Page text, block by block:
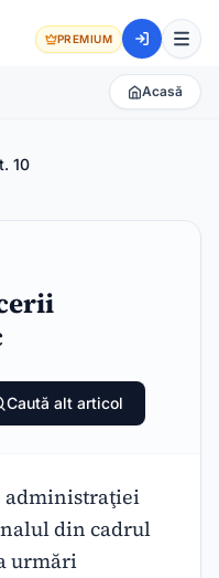
PREMIUM
Acasă
10
Caută alt articol
din cadrul
urmări